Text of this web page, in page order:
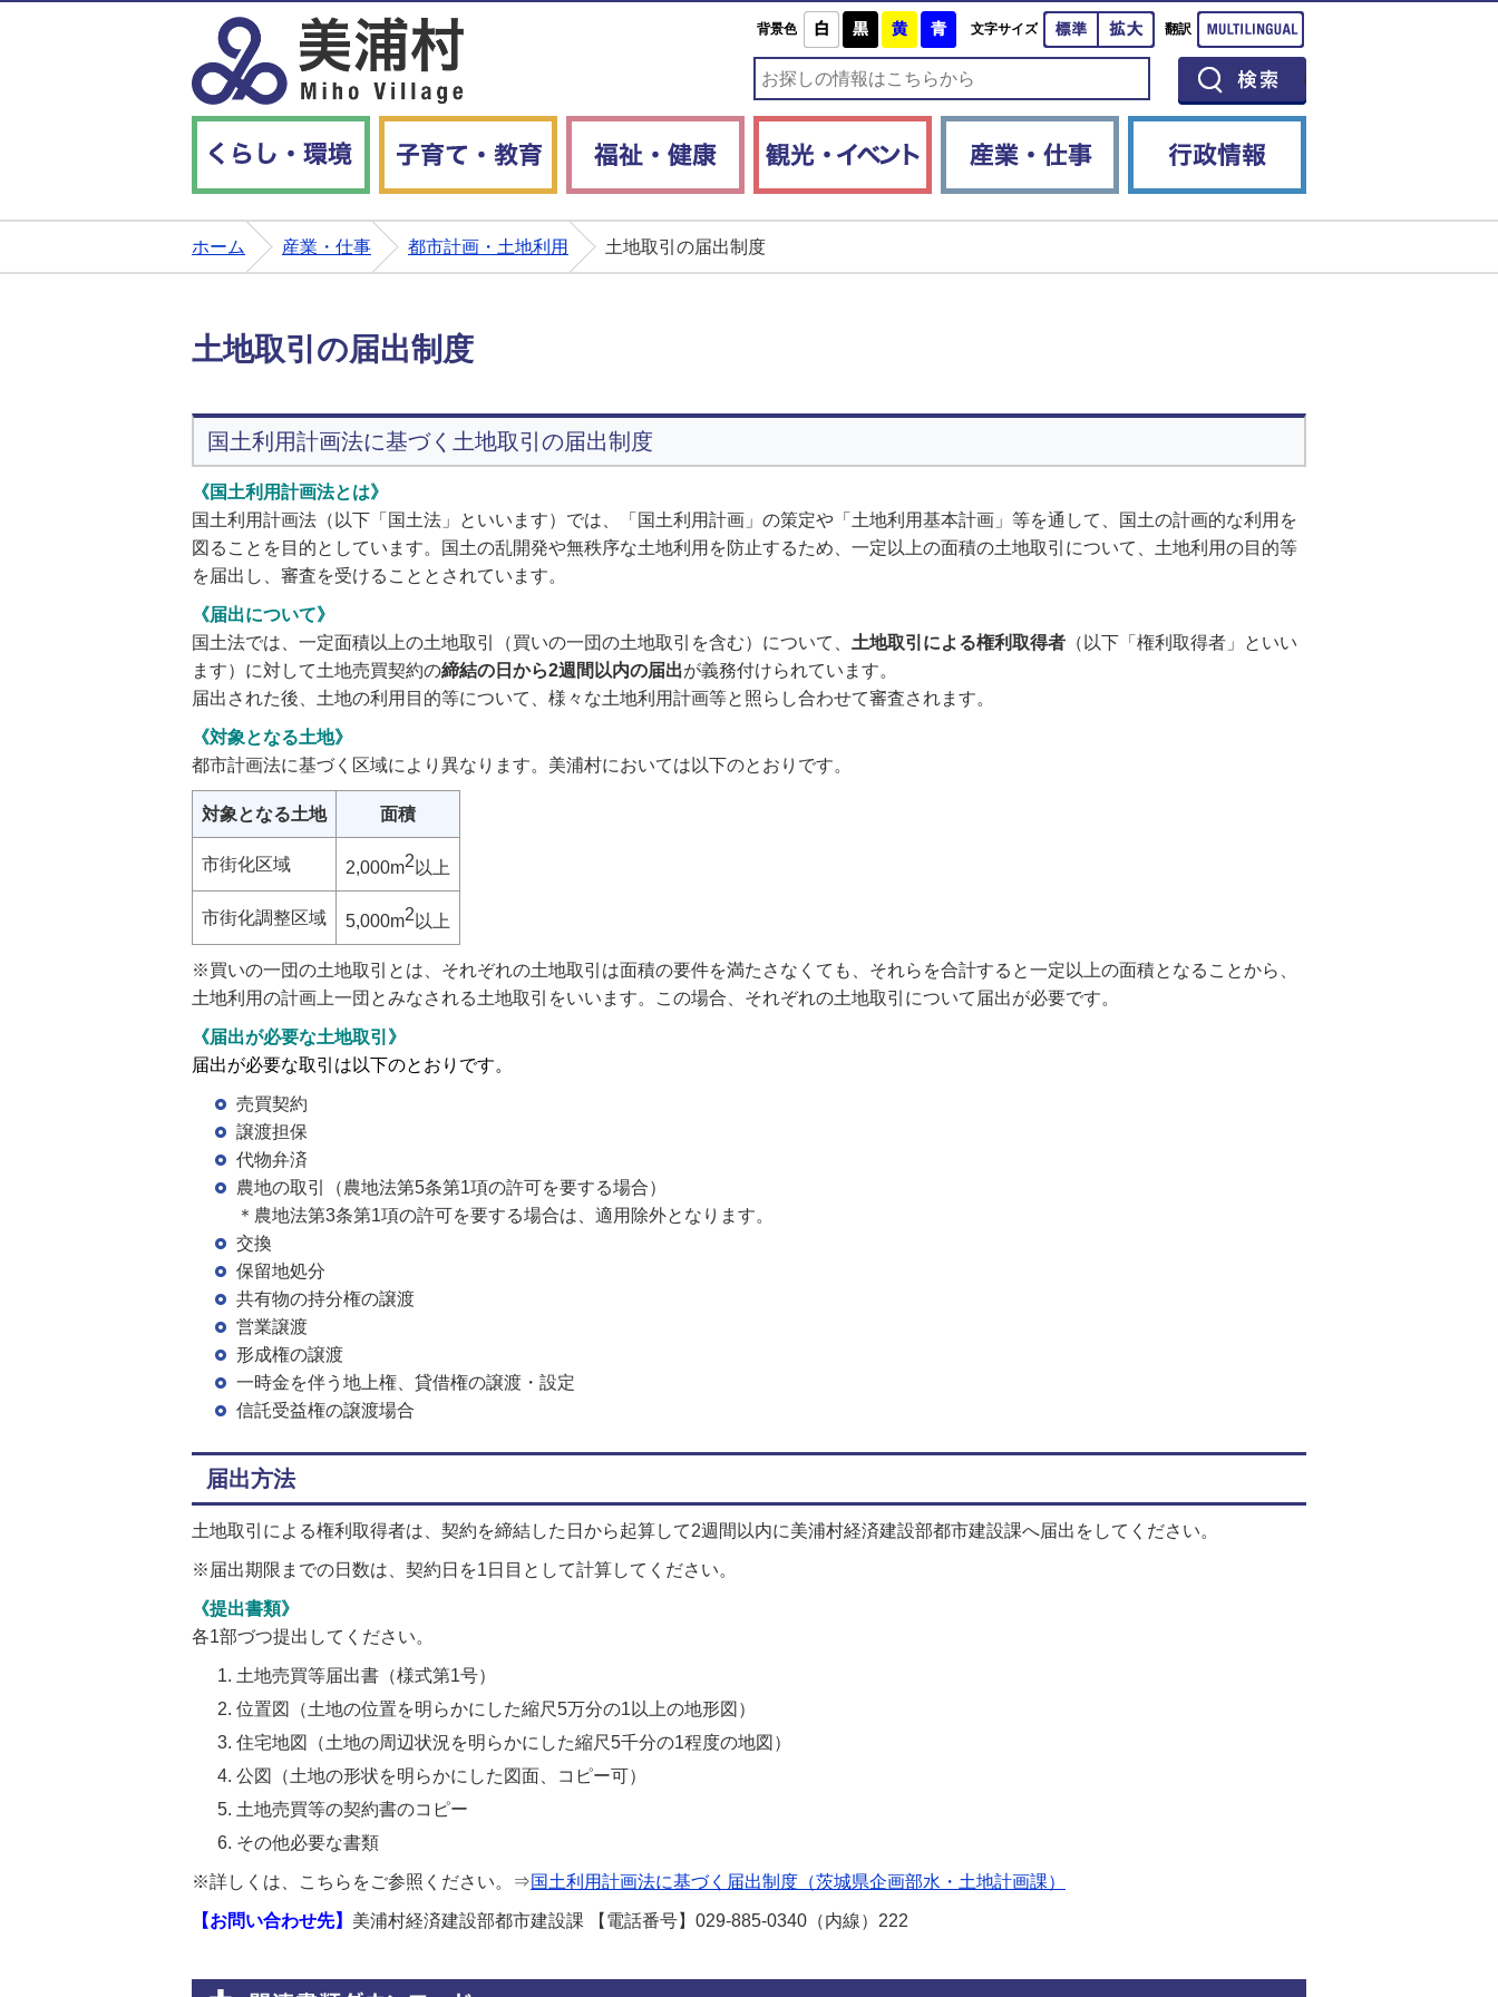
背景色 白 黒 黄 青文字サイズ 標準 拡大
翻訳
ホーム 産業・仕事 都市計画・土地利用 土地取引の届出制度
土地取引の届出制度
国土利用計画法に基づく土地取引の届出制度
《国土利用計画法とは》
国土利用計画法（以下「国土法」といいます）では、「国土利用計画」の策定や「土地利用基本計画」等を通して、国土の計画的な利用を
図ることを目的としています。国土の乱開発や無秩序な土地利用を防止するため、一定以上の面積の土地取引について、土地利用の目的等
を届出し、審査を受けることとされています。
《届出について》
国土法では、一定面積以上の土地取引（買いの一団の土地取引を含む）について、 土地取引による権利取得者 （以下「権利取得者」といい
ます）に対して土地売買契約の締結の日から2週間以内の届出が義務付けられています。
届出された後、土地の利用目的等について、様々な土地利用計画等と照らし合わせて審査されます。
《対象となる土地》
都市計画法に基づく区域により異なります。美浦村においては以下のとおりです。
対象となる土地 面積
市街化区域 2,000m2 以上
市街化調整区域 5,000m2 以上
※買いの一団の土地取引とは、それぞれの土地取引は面積の要件を満たさなくても、それらを合計すると一定以上の面積となることから、
土地利用の計画上一団とみなされる土地取引をいいます。この場合、それぞれの土地取引について届出が必要です。
《届出が必要な土地取引》
届出が必要な取引は以下のとおりです。
売買契約
譲渡担保
代物弁済
農地の取引（農地法第5条第1項の許可を要する場合）
＊農地法第3条第1項の許可を要する場合は、適用除外となります。
交換
保留地処分
共有物の持分権の譲渡
営業譲渡
形成権の譲渡
一時金を伴う地上権、貸借権の譲渡・設定
信託受益権の譲渡場合
届出方法
土地取引による権利取得者は、契約を締結した日から起算して2週間以内に美浦村経済建設部都市建設課へ届出をしてください。
※届出期限までの日数は、契約日を1日目として計算してください。
《提出書類》
各1部づつ提出してください。
土地売買等届出書（様式第1号）
位置図（土地の位置を明らかにした縮尺5万分の1以上の地形図）
住宅地図（土地の周辺状況を明らかにした縮尺5千分の1程度の地図）
公図（土地の形状を明らかにした図面、コピー可）
土地売買等の契約書のコピー
その他必要な書類
※詳しくは、こちらをご参照ください。⇒国土利用計画法に基づく届出制度（茨城県企画部水・土地計画課）
【お問い合わせ先】 美浦村経済建設部都市建設課 【電話番号】029-885-0340（内線）222